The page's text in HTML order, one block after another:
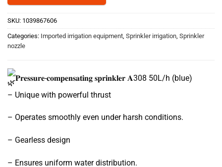
SKU: 1039867606
Categories: Imported irrigation equipment Sprinkler irrigation Sprinkler
nozzle
𝐏𝐫𝐞𝐬𝐬𝐮𝐫𝐞-𝐜𝐨𝐦𝐩𝐞𝐧𝐬𝐚𝐭𝐢𝐧𝐠 𝐬𝐩𝐫𝐢𝐧𝐤𝐥𝐞𝐫 𝐀308 50L/h (blue)
– Unique with powerful thrust
– Operates smoothly even under harsh conditions.
– Gearless design
– Ensures uniform water distribution.